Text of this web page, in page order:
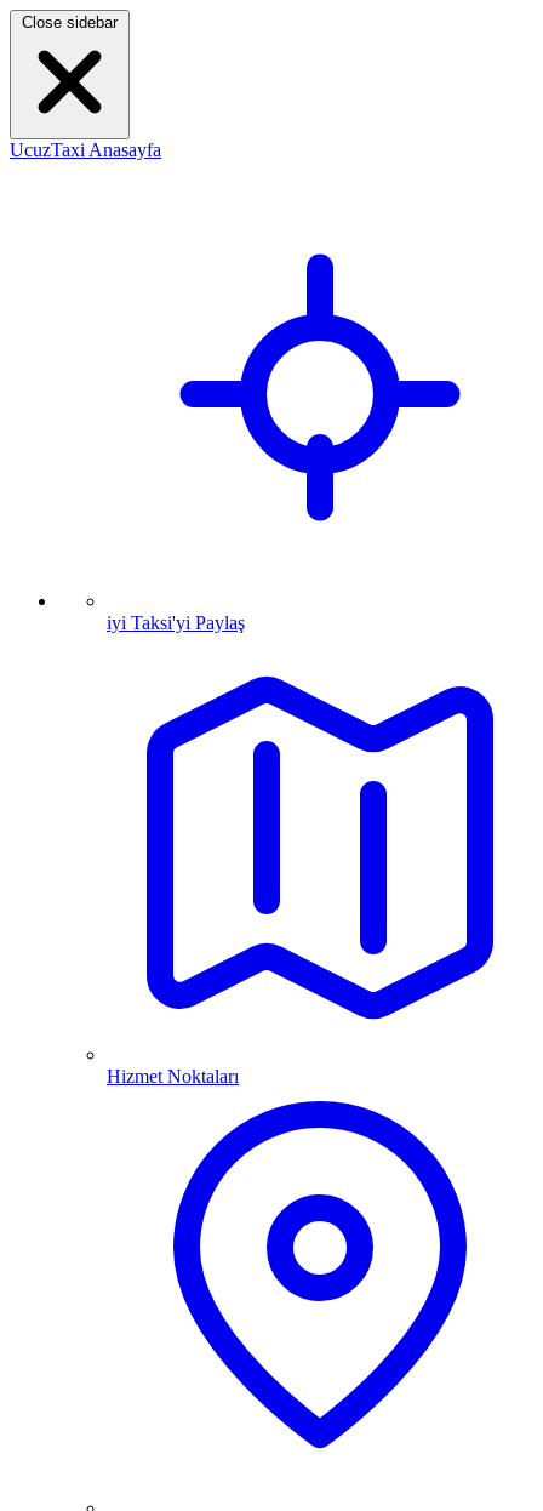
Close sidebar
UcuzTaxi Anasayfa
iyi Taksi'yi Paylaş
Hizmet Noktaları